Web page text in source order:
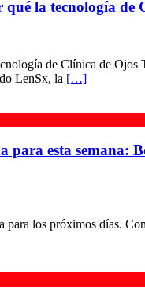
la tecnología de
de Clínica de
LenSx, la […]
para esta semana:
los próximos días.